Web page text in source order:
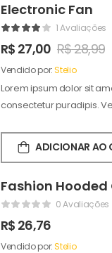
Electronic Fan
1 Avaliações
R$ 27,00 R$28,99
Vendido por:Stelio
Lorem ipsum dolor sit
consectetur puradipis.
ADICIONAR AO
Fashion Hooded
0 Avaliações
R$ 26,76
Vendido por:Stelio